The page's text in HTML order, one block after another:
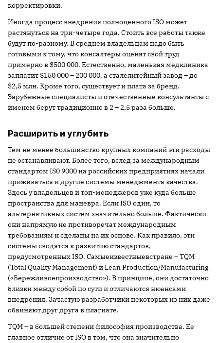
корректировки.
Иногда процесс внедрения полноценного ISO может
растянуться на три-четыре года. Стоить все работы также
будут по-разному. В среднем владельцам надо быть
готовыми к тому, что консалтеры оценят свой труд
примерно в $500 000. Естественно, маленькая медклиника
заплатит $150 000 – 200 000, а сталелитейный завод – до
$2,5 млн. Кроме того, существует и плата за бренд.
Зарубежные специалисты и отечественные консультанты с
именем берут традиционно в 2 – 2,5 раза больше.
Расширить и углубить
Тем не менее большинство крупных компаний эти расходы
не останавливают. Более того, вслед за международным
стандартом IS0 9000 на российских предприятиях начали
приживаться и другие системы менеджмента качества.
Здесь у владельцев и топ-менеджеров уже куда больше
пространства для маневра. Если ISO один, то
альтернативных систем значительно больше. Фактически
они напрямую не противоречат международным
требованиям и сделаны на их основе. Как правило, эти
системы сводятся к развитию стандартов,
предусмотренных ISO. Самыеизвестныевстране – TQM
(Total Quality Management) и Lean Production/Manufacturing
(«Бережливоепроизводство»). В принципе, они достаточно
близки между собой по сути и отличаются нюансами
внедрения. Зачастую разработчики некоторых из них даже
обвиняют друг друга в плагиате.
TQM – в большей степени философия производства. Ее
главное отличие от ISO в том, что она значительно